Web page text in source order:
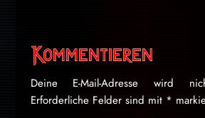
Kommentieren
Deine E-Mail-Adresse wird
Erforderliche Felder sind mit *